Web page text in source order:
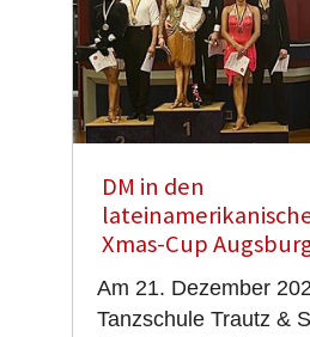
DM in den
Xmas-Cup
Am 21. Dezember
Tanzschule Trautz &